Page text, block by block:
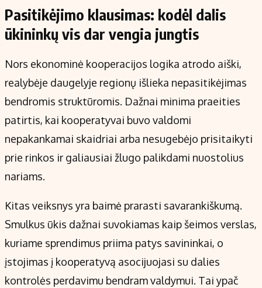
Pasitikėjimo klausimas: kodėl dalis
ūkininkų vis dar vengia jungtis
Nors ekonominė kooperacijos logika atrodo aiški,
realybėje daugelyje regionų išlieka nepasitikėjimas
bendromis struktūromis. Dažnai minima praeities
patirtis, kai kooperatyvai buvo valdomi
nepakankamai skaidriai arba nesugebėjo prisitaikyti
prie rinkos ir galiausiai žlugo palikdami nuostolius
nariams.
Kitas veiksnys yra baimė prarasti savarankiškumą.
Smulkus ūkis dažnai suvokiamas kaip šeimos verslas,
kuriame sprendimus priima patys savininkai, o
įstojimas į kooperatyvą asocijuojasi su dalies
kontrolės perdavimu bendram valdymui. Tai ypač